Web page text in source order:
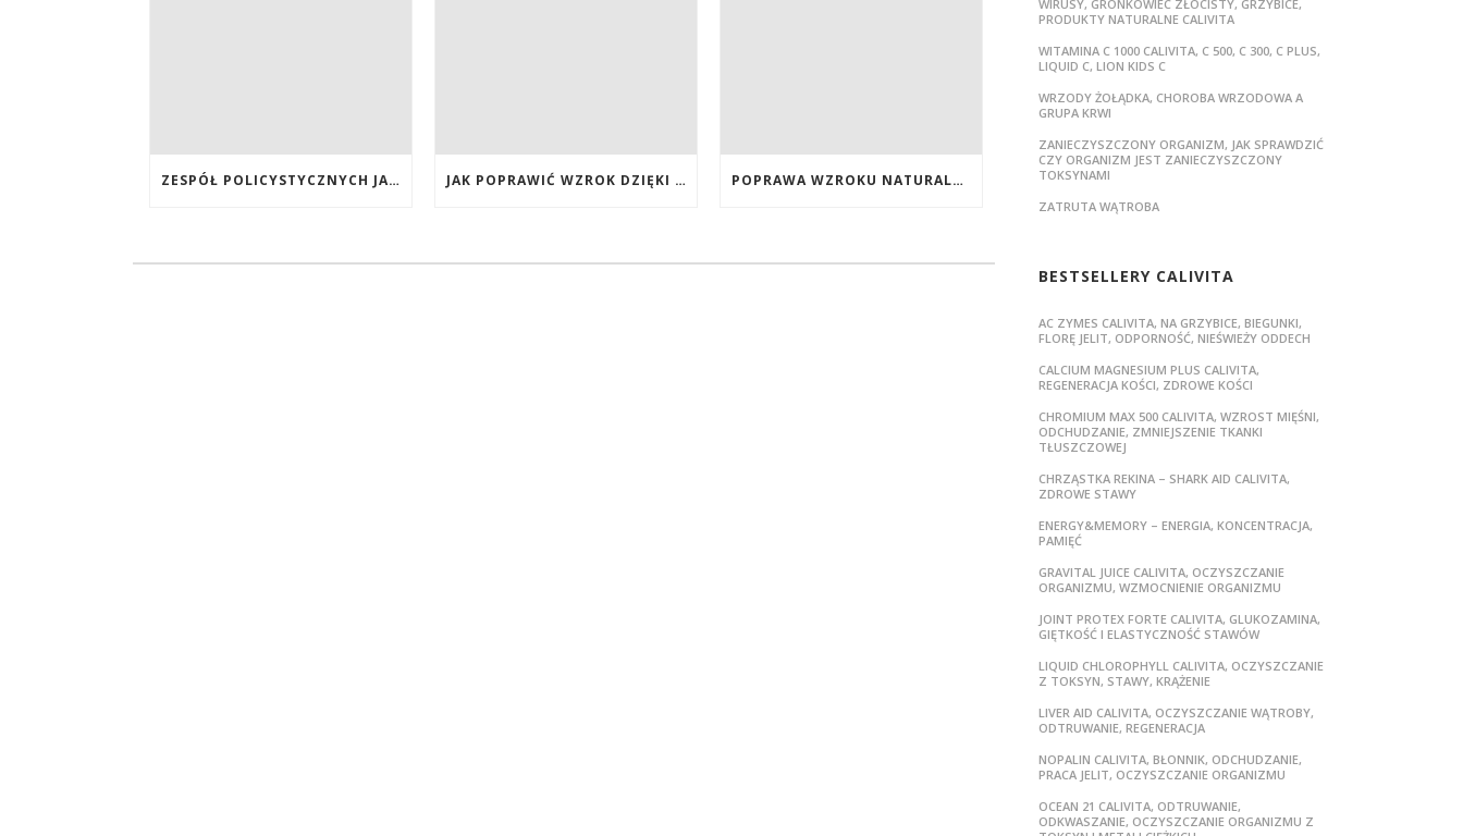
ZESPÓŁ POLICYSTYCZNYCH JAJNIKÓW JAK POPRAWIĆ WZROK DZIĘKI DIECIE, SUPLEMENTOM BOGATYM W ANTYOKSYDANTY I WITAMINY. JAK POPRAWIĆ WZROK? DIETA NA LEPSZY WZROK. LUTEINA NA WZROK. WITAMINY NA WZROK. POPRAWA WZROKU NATURALNYMI METODAMI. SUPLEMENTY CALIVITA NA POPRAWĘ WZROKU
WIRUSY, GRONKOWIEC ZŁOCISTY, GRZYBICE,
PRODUKTY NATURALNE CALIVITA
WITAMINA C 1000 CALIVITA, C 500, C 300, C PLUS,
LIQUID C, LION KIDS C
WRZODY ŻOŁĄDKA, CHOROBA WRZODOWA A
GRUPA KRWI
ZANIECZYSZCZONY ORGANIZM, JAK SPRAWDZIĆ
CZY ORGANIZM JEST ZANIECZYSZCZONY
TOKSYNAMI
ZATRUTA WĄTROBA
BESTSELLERY CALIVITA
AC ZYMES CALIVITA, NA GRZYBICE, BIEGUNKI,
FLORĘ JELIT, ODPORNOŚĆ, NIEŚWIEŻY ODDECH
CALCIUM MAGNESIUM PLUS CALIVITA,
REGENERACJA KOŚCI, ZDROWE KOŚCI
CHROMIUM MAX 500 CALIVITA, WZROST MIĘŚNI,
ODCHUDZANIE, ZMNIEJSZENIE TKANKI
TŁUSZCZOWEJ
CHRZĄSTKA REKINA – SHARK AID CALIVITA,
ZDROWE STAWY
ENERGY&MEMORY – ENERGIA, KONCENTRACJA,
PAMIĘĆ
GRAVITAL JUICE CALIVITA, OCZYSZCZANIE
ORGANIZMU, WZMOCNIENIE ORGANIZMU
JOINT PROTEX FORTE CALIVITA, GLUKOZAMINA,
GIĘTKOŚĆ I ELASTYCZNOŚĆ STAWÓW
LIQUID CHLOROPHYLL CALIVITA, OCZYSZCZANIE
Z TOKSYN, STAWY, KRĄŻENIE
LIVER AID CALIVITA, OCZYSZCZANIE WĄTROBY,
ODTRUWANIE, REGENERACJA
NOPALIN CALIVITA, BŁONNIK, ODCHUDZANIE,
PRACA JELIT, OCZYSZCZANIE ORGANIZMU
OCEAN 21 CALIVITA, ODTRUWANIE,
ODKWASZANIE, OCZYSZCZANIE ORGANIZMU Z